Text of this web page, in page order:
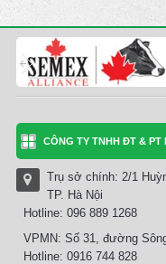
CÔNG TY TNHH ĐT & PT
Trụ sở chính: 2/1
TP. Hà Nội
Hotline: 096 889 1268
VPMN: Số 31, đường
Hotline: 0916 744 828